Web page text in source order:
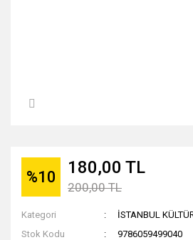
%10 180,00 TL
200,00 TL
Kategori
İSTANBUL
Stok Kodu
9786059499040